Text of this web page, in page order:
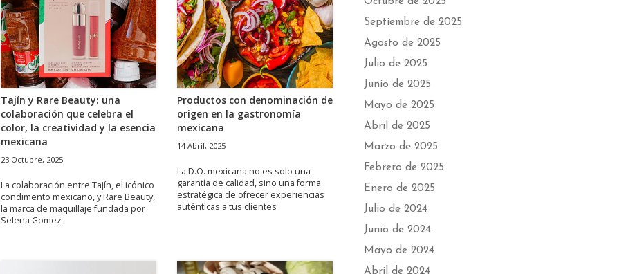
Tajín y Rare Beauty: una
colaboración que celebra el
color, la creatividad y la esencia
mexicana
23 Octubre, 2025
La colaboración entre Tajín, el icónico
condimento mexicano, y Rare Beauty,
la marca de maquillaje fundada por
Selena Gomez
Productos con denominación de
origen en la gastronomía
mexicana
14 Abril, 2025
La D.O. mexicana no es solo una
garantía de calidad, sino una forma
estratégica de ofrecer experiencias
auténticas a tus clientes
Septiembre de 2025
Agosto de 2025
Julio de 2025
Junio de 2025
Mayo de 2025
Abril de 2025
Marzo de 2025
Febrero de 2025
Enero de 2025
Julio de 2024
Junio de 2024
Mayo de 2024
Abril de 2024